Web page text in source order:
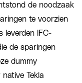
de noodzaak
te voorzien
leverden IFC-
de sparingen
dummy
Tekla